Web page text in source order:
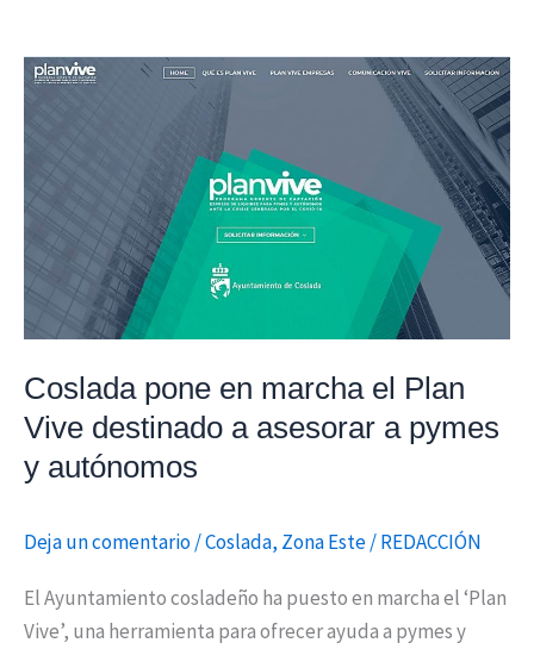
Coslada pone en marcha el Plan
Vive destinado a asesorar a pymes
y autónomos
Deja un comentario/Coslada, Zona Este/REDACCIÓN
El Ayuntamiento cosladeño ha puesto en marcha el ‘Plan
Vive’, una herramienta para ofrecer ayuda a pymes y
Coslada
en
el
Vive
destinado
a
asesorar
a
pymes
y